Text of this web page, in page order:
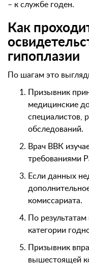
– к службе годен.
Как
гипоплазии
По шагам это
Призывник
медицинские
специалистов,
обследований.
Врач ВВК
требованиями
Если данных
комиссариата.
По
категории
Призывник
вышестоящей